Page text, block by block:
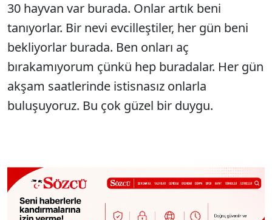
30 hayvan var burada. Onlar artık beni
tanıyorlar. Bir nevi evcilleştiler, her gün beni
bekliyorlar burada. Ben onları aç
bırakamıyorum çünkü hep buradalar. Her gün
akşam saatlerinde istisnasız onlarla
buluşuyoruz. Bu çok güzel bir duygu.